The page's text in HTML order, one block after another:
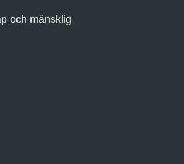
och mänsklig